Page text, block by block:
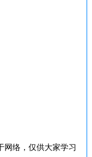
网络，仅供大家学习